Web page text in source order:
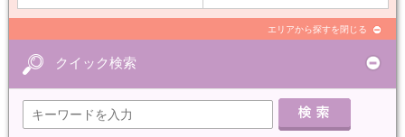
エリアから探すを閉じる
クイック検索